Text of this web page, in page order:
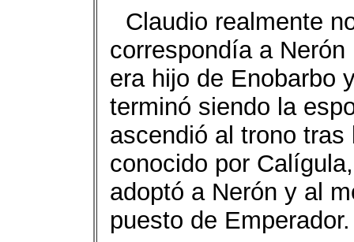
Claudio realmente
correspondía a
era hijo de Enobarbo
terminó siendo la
ascendió al trono
conocido por
adoptó a Nerón y al
puesto de Emperador.